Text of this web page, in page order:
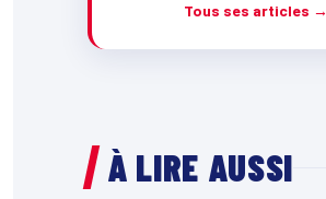
Tous ses articles →
À LIRE AUSSI